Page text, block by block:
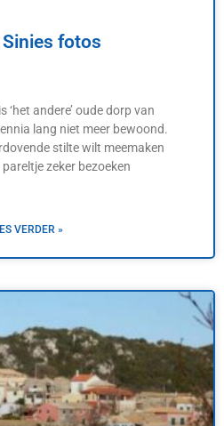
Sinies fotos
‘het andere’ oude dorp van
lang niet meer bewoond.
stilte wilt meemaken
zeker bezoeken
VERDER »